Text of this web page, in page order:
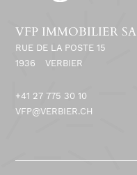
VFP IMMOBILIER SA
RUE DE LA POSTE 15
1936
VERBIER
+41 27 775 30 10
VFP@VERBIER.CH